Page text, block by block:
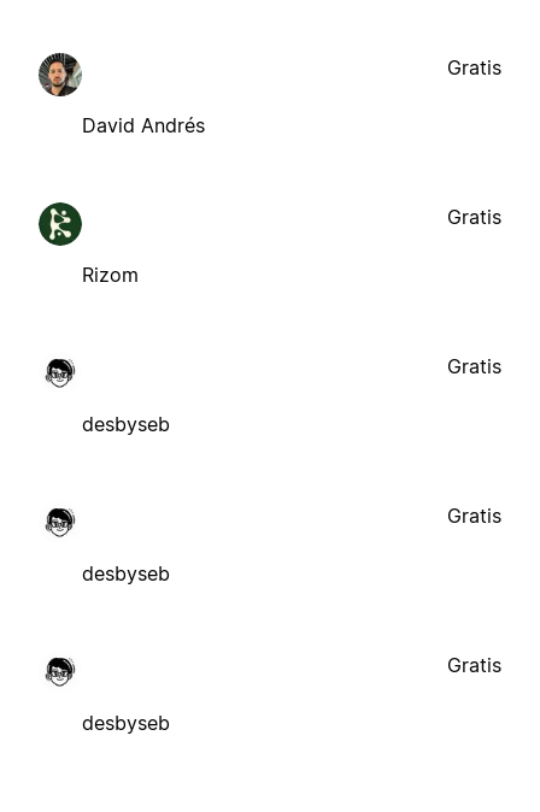
David Andrés
Gratis
Rizom
Gratis
desbyseb
Gratis
desbyseb
Gratis
desbyseb
Gratis